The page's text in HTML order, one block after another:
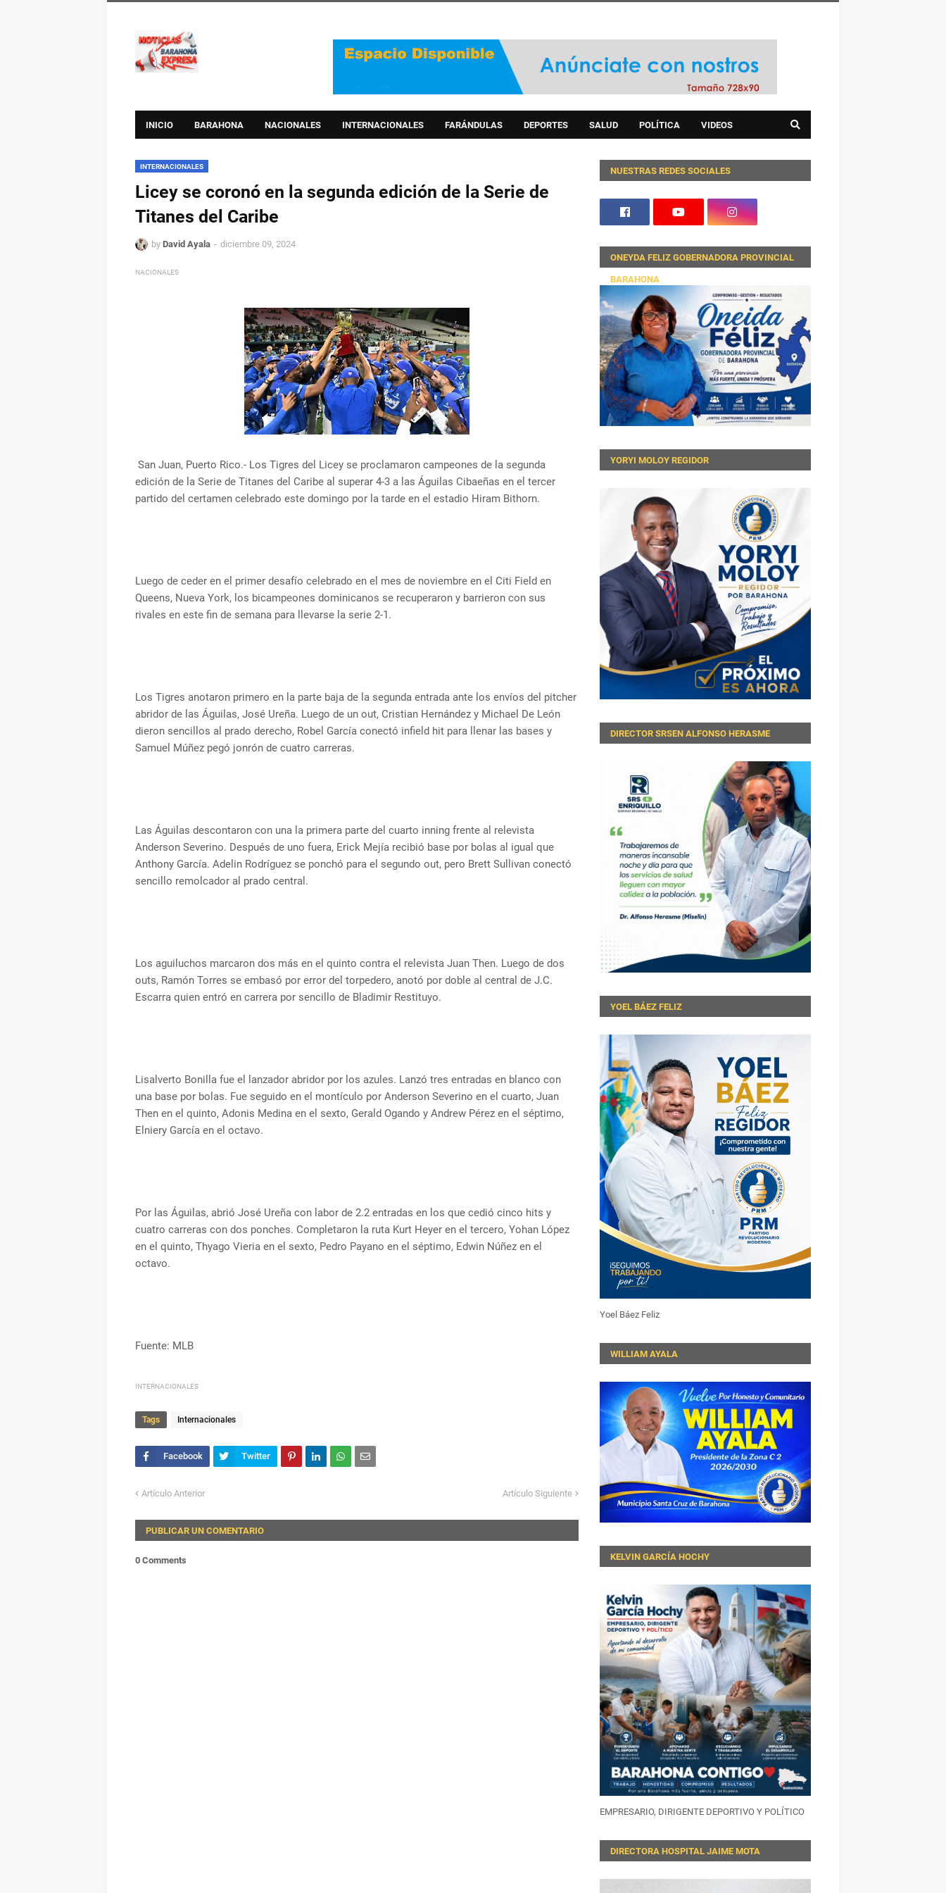
INICIO BARAHONA NACIONALES INTERNACIONALES FARÁNDULAS DEPORTES SALUD POLÍTICA VIDEOS
INTERNACIONALES
Licey se coronó en la segunda edición de la Serie de
Titanes del Caribe
by David Ayala diciembre 09, 2024
NACIONALES
San Juan, Puerto Rico.- Los Tigres del Licey se proclamaron campeones de la segunda
edición de la Serie de Titanes del Caribe al superar 4-3 a las Águilas Cibaeñas en el tercer
partido del certamen celebrado este domingo por la tarde en el estadio Hiram Bithorn.
Luego de ceder en el primer desafío celebrado en el mes de noviembre en el Citi Field en
Queens, Nueva York, los bicampeones dominicanos se recuperaron y barrieron con sus
rivales en este fin de semana para llevarse la serie 2-1.
Los Tigres anotaron primero en la parte baja de la segunda entrada ante los envíos del pitcher
abridor de las Águilas, José Ureña. Luego de un out, Cristian Hernández y Michael De León
dieron sencillos al prado derecho, Robel García conectó infield hit para llenar las bases y
Samuel Múñez pegó jonrón de cuatro carreras.
Las Águilas descontaron con una la primera parte del cuarto inning frente al relevista
Anderson Severino. Después de uno fuera, Erick Mejía recibió base por bolas al igual que
Anthony García. Adelin Rodríguez se ponchó para el segundo out, pero Brett Sullivan conectó
sencillo remolcador al prado central.
Los aguiluchos marcaron dos más en el quinto contra el relevista Juan Then. Luego de dos
outs, Ramón Torres se embasó por error del torpedero, anotó por doble al central de J.C.
Escarra quien entró en carrera por sencillo de Bladimir Restituyo.
Lisalverto Bonilla fue el lanzador abridor por los azules. Lanzó tres entradas en blanco con
una base por bolas. Fue seguido en el montículo por Anderson Severino en el cuarto, Juan
Then en el quinto, Adonis Medina en el sexto, Gerald Ogando y Andrew Pérez en el séptimo,
Elniery García en el octavo.
Por las Águilas, abrió José Ureña con labor de 2.2 entradas en los que cedió cinco hits y
cuatro carreras con dos ponches. Completaron la ruta Kurt Heyer en el tercero, Yohan López
en el quinto, Thyago Vieria en el sexto, Pedro Payano en el séptimo, Edwin Núñez en el
octavo.
Fuente: MLB
INTERNACIONALES
Tags Internacionales
Artículo Anterior Artículo Siguiente
PUBLICAR UN COMENTARIO
0 Comments
NUESTRAS REDES SOCIALES
ONEYDA FELIZ GOBERNADORA PROVINCIAL
BARAHONA
YORYI MOLOY REGIDOR
DIRECTOR SRSEN ALFONSO HERASME
YOEL BÁEZ FELIZ
Yoel Báez Feliz
WILLIAM AYALA
KELVIN GARCÍA HOCHY
EMPRESARIO, DIRIGENTE DEPORTIVO Y POLÍTICO
DIRECTORA HOSPITAL JAIME MOTA